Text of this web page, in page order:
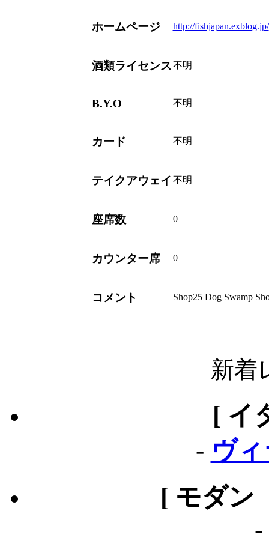
ホームページ http://fishjapan.exblog.jp/
酒類ライセンス 不明
B.Y.O 不明
カード 不明
テイクアウェイ 不明
座席数 0
カウンター席 0
コメント Shop25 Dog Swamp
新着
[ イ
- ヴ
[ モダ
-